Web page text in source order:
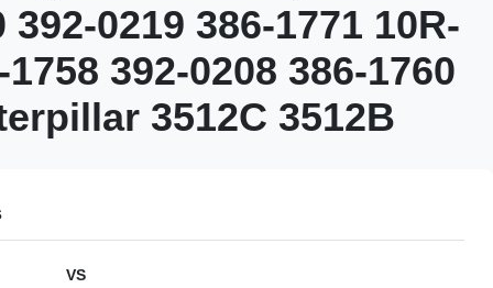
392-0219 386-1771 10R-
392-0208 386-1760
3512C 3512B
VS